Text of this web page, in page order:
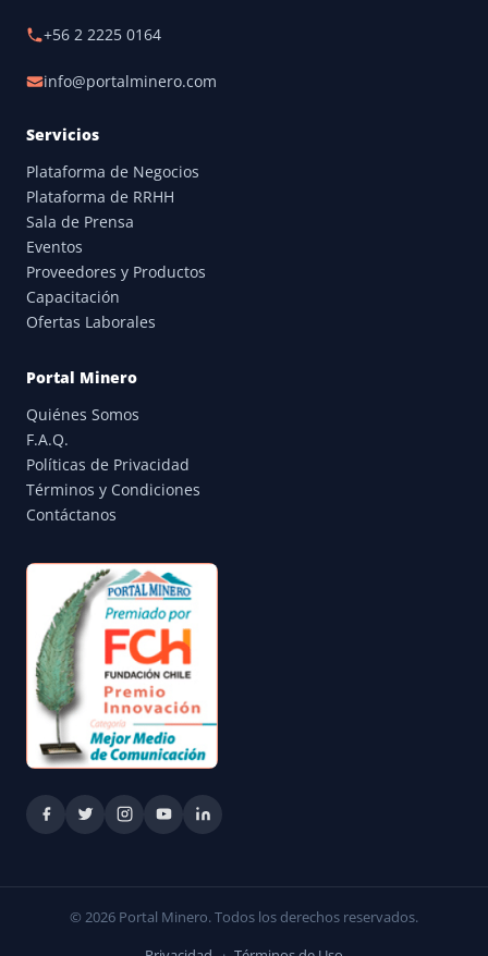
+56 2 2225 0164
info@portalminero.com
Servicios
Plataforma de Negocios
Plataforma de RRHH
Sala de Prensa
Eventos
Proveedores y Productos
Capacitación
Ofertas Laborales
Portal Minero
Quiénes Somos
F.A.Q.
Políticas de Privacidad
Términos y Condiciones
Contáctanos
© 2026 Portal Minero. Todos los derechos reservados.